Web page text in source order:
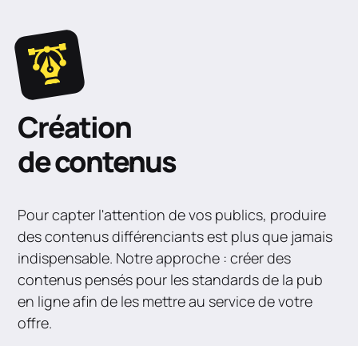
Création
de contenus
Pour capter l'attention de vos publics, produire
des contenus différenciants est plus que jamais
indispensable. Notre approche : créer des
contenus pensés pour les standards de la pub
en ligne afin de les mettre au service de votre
offre.